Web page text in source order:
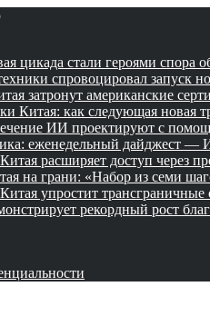
цикада стали героями спора
спровоцировал запуск
затронут американские
Китая: как следующая новая
ИИ проектируют с
еженедельный дайджест —
расширяет доступ через
на грани: «Набор из семи
упростит трансграничные
рекордный рост